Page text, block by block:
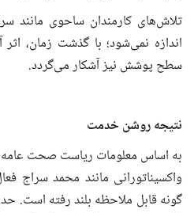
تلاش‌های کارمندان ساحوی مانند
اندازه نمی‌شود؛ با گذشت زمان،
سطح پوشش نیز آشکار می‌گردد.
نتیجه روشن خدمت
به اساس معلومات ریاست صحت عامه
واکسیناتورانی مانند محمد سراج